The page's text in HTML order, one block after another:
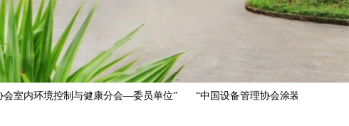
室内环境控制与健康分会—委员单位” “中国设备管理协会涂装产业发展促